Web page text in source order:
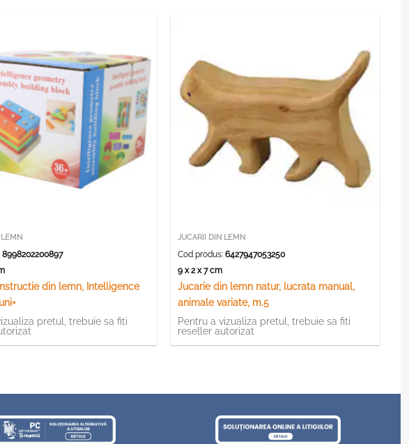
8998202200897
din lemn, Intelligence
pretul, trebuie sa fiti
JUCARII DIN LEMN
Cod produs:6427947053250
9 x 2 x 7 cm
Jucarie din lemn natur, lucrata manual,
animale variate, m.5
Pentru a vizualiza pretul, trebuie sa fiti
reseller autorizat